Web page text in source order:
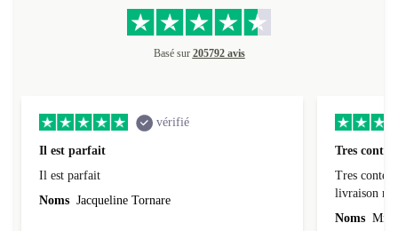
Basé sur 205792 avis
vérifié
Il est parfait
Il est parfait
Noms Jacqueline Tornare
Tres
Tres
Noms